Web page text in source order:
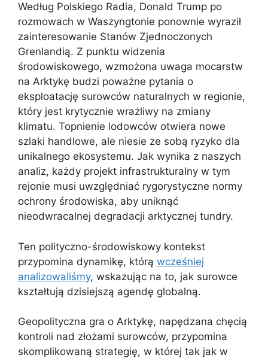
Według Polskiego Radia, Donald Trump po
rozmowach w Waszyngtonie ponownie wyraził
zainteresowanie Stanów Zjednoczonych
Grenlandią. Z punktu widzenia
środowiskowego, wzmożona uwaga mocarstw
na Arktykę budzi poważne pytania o
eksploatację surowców naturalnych w regionie,
który jest krytycznie wrażliwy na zmiany
klimatu. Topnienie lodowców otwiera nowe
szlaki handlowe, ale niesie ze sobą ryzyko dla
unikalnego ekosystemu. Jak wynika z naszych
analiz, każdy projekt infrastrukturalny w tym
rejonie musi uwzględniać rygorystyczne normy
ochrony środowiska, aby uniknąć
nieodwracalnej degradacji arktycznej tundry.
Ten polityczno-środowiskowy kontekst
przypomina dynamikę, którą wcześniej
analizowaliśmy, wskazując na to, jak surowce
kształtują dzisiejszą agendę globalną.
Geopolityczna gra o Arktykę, napędzana chęcią
kontroli nad złożami surowców, przypomina
skomplikowaną strategię, w której tak jak w